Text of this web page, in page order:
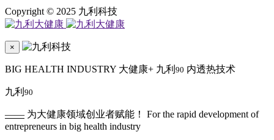
Copyright © 2025 九利科技
×
BIG HEALTH INDUSTRY 大健康+ 九利 90 内透热技术
九利 90
—— 为大健康领域创业者赋能！
For the rapid development of
entrepreneurs in big health industry